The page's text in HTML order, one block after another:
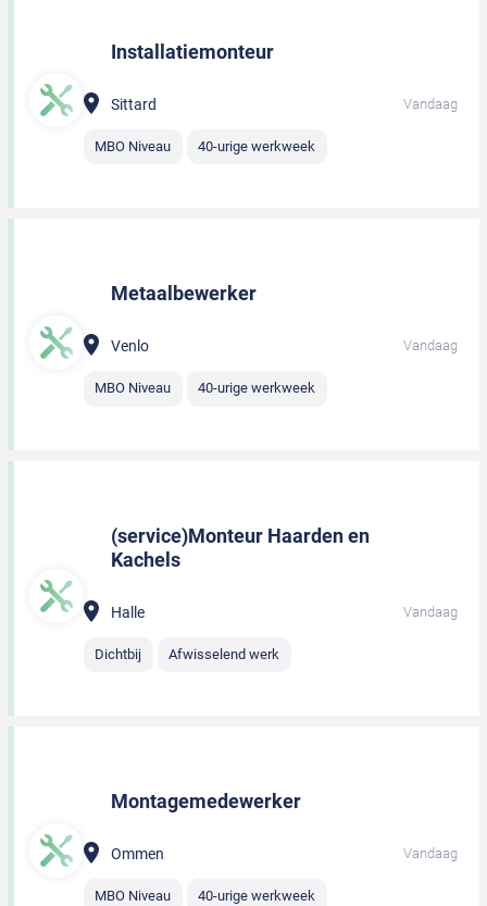
Installatiemonteur
Sittard Vandaag
MBO Niveau 40-urige werkweek
Metaalbewerker
Venlo Vandaag
MBO Niveau 40-urige werkweek
(service)Monteur Haarden en
Kachels
Halle Vandaag
Dichtbij Afwisselend werk
Montagemedewerker
Ommen Vandaag
MBO Niveau 40-urige werkweek